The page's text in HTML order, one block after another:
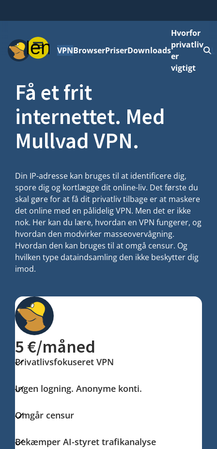
MenuVPNBrowserPriserDownloads
Hvorfor
privatliv
er
vigtigt
Få et frit
internettet. Med
Mullvad VPN.
Din IP-adresse kan bruges til at identificere dig,
spore dig og kortlægge dit online-liv. Det første du
skal gøre for at få dit privatliv tilbage er at maskere
det online med en pålidelig VPN. Men det er ikke
nok. Her kan du lære, hvordan en VPN fungerer, og
hvordan den modvirker masseovervågning.
Hvordan den kan bruges til at omgå censur. Og
hvilken type dataindsamling den ikke beskytter dig
imod.
5 €/måned
Privatlivsfokuseret VPN
Ingen logning. Anonyme konti.
Omgår censur
Bekæmper AI-styret trafikanalyse